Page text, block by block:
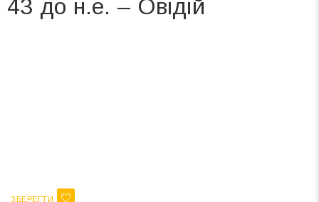
43 до н.е. – Овідій